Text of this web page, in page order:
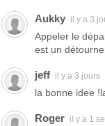
Aukky il y a 3
Appeler le
est un
jeff il y a 3 jours
la bonne idee
Roger il y a 1